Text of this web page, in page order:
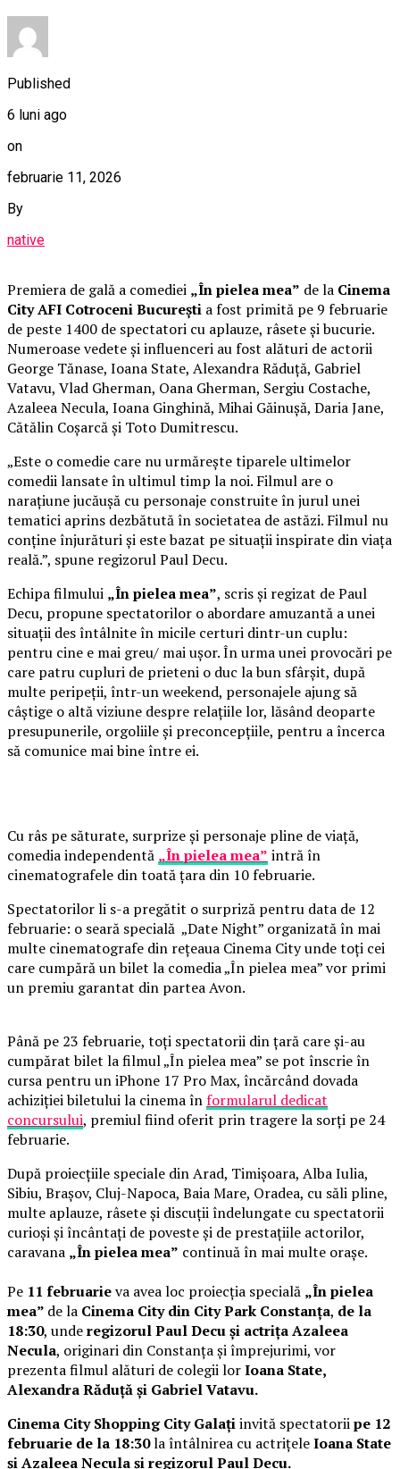
Published
6 luni ago
on
februarie 11, 2026
By
native
Premiera de gală a comediei „În pielea mea” de la Cinema
City AFI Cotroceni București a fost primită pe 9 februarie
de peste 1400 de spectatori cu aplauze, râsete și bucurie.
Numeroase vedete și influenceri au fost alături de actorii
George Tănase, Ioana State, Alexandra Răduță, Gabriel
Vatavu, Vlad Gherman, Oana Gherman, Sergiu Costache,
Azaleea Necula, Ioana Ginghină, Mihai Găinușă, Daria Jane,
Cătălin Coșarcă și Toto Dumitrescu.
„Este o comedie care nu urmărește tiparele ultimelor
comedii lansate în ultimul timp la noi. Filmul are o
narațiune jucăușă cu personaje construite în jurul unei
tematici aprins dezbătută în societatea de astăzi. Filmul nu
conține înjurături și este bazat pe situații inspirate din viața
reală.”, spune regizorul Paul Decu.
Echipa filmului „În pielea mea”, scris și regizat de Paul
Decu, propune spectatorilor o abordare amuzantă a unei
situații des întâlnite în micile certuri dintr-un cuplu:
pentru cine e mai greu/ mai ușor. În urma unei provocări pe
care patru cupluri de prieteni o duc la bun sfârșit, după
multe peripeții, într-un weekend, personajele ajung să
câștige o altă viziune despre relațiile lor, lăsând deoparte
presupunerile, orgoliile și preconcepțiile, pentru a încerca
să comunice mai bine între ei.
Cu râs pe săturate, surprize și personaje pline de viață,
comedia independentă „În pielea mea” intră în
cinematografele din toată țara din 10 februarie.
Spectatorilor li s-a pregătit o surpriză pentru data de 12
februarie: o seară specială „Date Night” organizată în mai
multe cinematografe din rețeaua Cinema City unde toți cei
care cumpără un bilet la comedia „În pielea mea” vor primi
un premiu garantat din partea Avon.
Până pe 23 februarie, toți spectatorii din țară care și-au
cumpărat bilet la filmul „În pielea mea” se pot înscrie în
cursa pentru un iPhone 17 Pro Max, încărcând dovada
achiziției biletului la cinema înformularul dedicat
concursului, premiul fiind oferit prin tragere la sorți pe 24
februarie.
După proiecțiile speciale din Arad, Timișoara, Alba Iulia,
Sibiu, Brașov, Cluj-Napoca, Baia Mare, Oradea, cu săli pline,
multe aplauze, râsete și discuții îndelungate cu spectatorii
curioși și încântați de poveste și de prestațiile actorilor,
caravana „În pielea mea” continuă în mai multe orașe.
Pe 11 februarieva avea loc proiecția specială „În pielea
mea” de la Cinema City din City Park Constanța, de la
18:30, underegizorul Paul Decu și actrița Azaleea
Necula, originari din Constanța și împrejurimi, vor
prezenta filmul alături de colegii lorIoana State,
Alexandra Răduță și Gabriel Vatavu.
Cinema City Shopping City Galațiinvită spectatoriipe 12
februarie de la 18:30la întâlnirea cu actrițeleIoana State
și Azaleea Necula și regizorul Paul Decu.